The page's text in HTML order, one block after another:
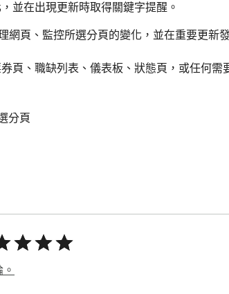
並在出現更新時取得關鍵字提醒。
網頁、監控所選分頁的變化，並在重要更新
頁、職缺列表、儀表板、狀態頁，或任何
分頁
活動